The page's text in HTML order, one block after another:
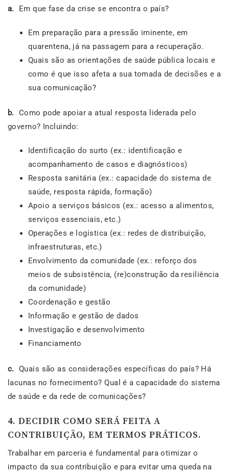
a. Em que fase da crise se encontra o país?
Em preparação para a pressão iminente, em
quarentena, já na passagem para a recuperação.
Quais são as orientações de saúde pública locais e
como é que isso afeta a sua tomada de decisões e a
sua comunicação?
b. Como pode apoiar a atual resposta liderada pelo
governo? Incluindo:
Identificação do surto (ex.: identificação e
acompanhamento de casos e diagnósticos)
Resposta sanitária (ex.: capacidade do sistema de
saúde, resposta rápida, formação)
Apoio a serviços básicos (ex.: acesso a alimentos,
serviços essenciais, etc.)
Operações e logística (ex.: redes de distribuição,
infraestruturas, etc.)
Envolvimento da comunidade (ex.: reforço dos
meios de subsistência, (re)construção da resiliência
da comunidade)
Coordenação e gestão
Informação e gestão de dados
Investigação e desenvolvimento
Financiamento
c. Quais são as considerações específicas do país? Há
lacunas no fornecimento? Qual é a capacidade do sistema
de saúde e da rede de comunicações?
4. DECIDIR COMO SERÁ FEITA A
CONTRIBUIÇÃO, EM TERMOS PRÁTICOS.
Trabalhar em parceria é fundamental para otimizar o
impacto da sua contribuição e para evitar uma queda na